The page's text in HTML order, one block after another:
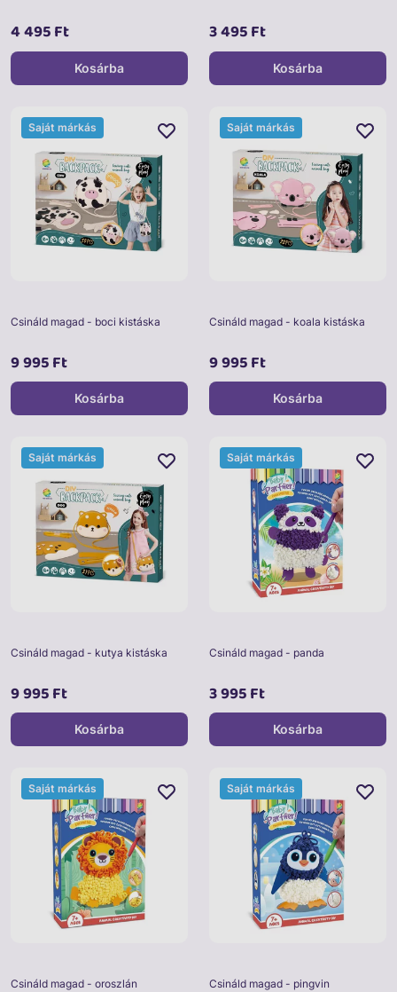
4 495 Ft
Kosárba
3 495 Ft
Kosárba
Csináld magad - boci kistáska
9 995 Ft
Saját márkás
Kosárba
Csináld magad - koala kistáska
9 995 Ft
Saját márkás
Kosárba
Csináld magad - kutya kistáska
9 995 Ft
Saját márkás
Kosárba
Csináld magad - panda
3 995 Ft
Saját márkás
Kosárba
Csináld magad - oroszlán
Saját márkás
Csináld magad - pingvin
Saját márkás